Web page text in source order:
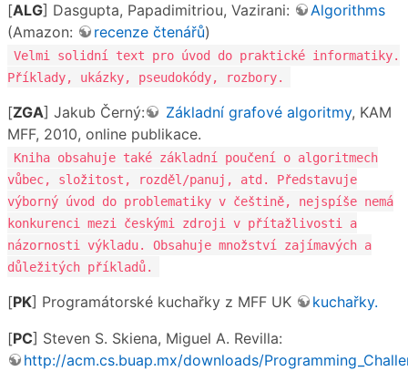
[ALG] Dasgupta, Papadimitriou, Vazirani:
Algorithms
(Amazon:
recenze čtenářů)
Velmi solidní text pro úvod do praktické informatiky.
Příklady, ukázky, pseudokódy, rozbory.
[ZGA] Jakub Černý: Základní grafové algoritmy, KAM
MFF, 2010, online publikace.
Kniha obsahuje také základní poučení o algoritmech
vůbec, složitost, rozděl/panuj, atd. Představuje
výborný úvod do problematiky v češtině, nejspíše nemá
konkurenci mezi českými zdroji v přítažlivosti a
názornosti výkladu. Obsahuje množství zajímavých a
důležitých příkladů.
[PK] Programátorské kuchařky z MFF UK
kuchařky.
[PC] Steven S. Skiena, Miguel A. Revilla:
http://acm.cs.buap.mx/downloads/